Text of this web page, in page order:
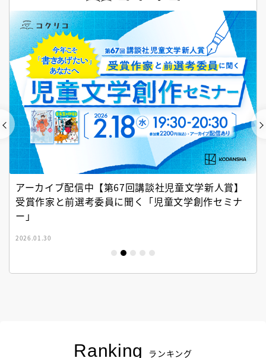
アーカイブ配信中【第67回講談社児童文学新人賞】
受賞作家と前選考委員に聞く「児童文学創作セミナ
ー」
2026.01.30
Ranking ランキング